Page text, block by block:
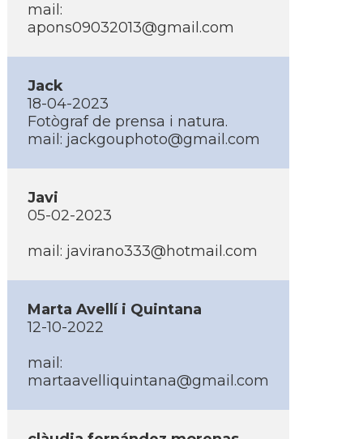
mail:
apons09032013@gmail.com
Jack
18-04-2023
Fotògraf de prensa i natura.
mail: jackgouphoto@gmail.com
Javi
05-02-2023
mail: javirano333@hotmail.com
Marta Avellí­ i Quintana
12-10-2022
mail:
martaavelliquintana@gmail.com